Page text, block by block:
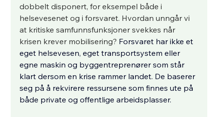
dobbelt disponert, for eksempel både i
helsevesenet og i forsvaret. Hvordan unngår vi
at kritiske samfunnsfunksjoner svekkes når
krisen krever mobilisering? Forsvaret har ikke et
eget helsevesen, eget transportsystem eller
egne maskin og byggentreprenører som står
klart dersom en krise rammer landet. De baserer
seg på å rekvirere ressursene som finnes ute på
både private og offentlige arbeidsplasser.